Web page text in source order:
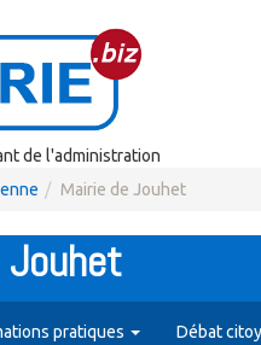
de l'administration
Mairie de Jouhet
Jouhet
pratiques Débat